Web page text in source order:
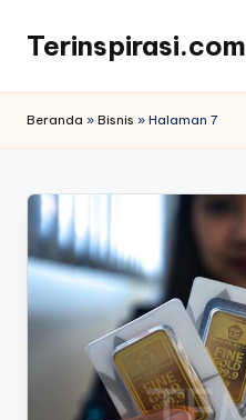
content
Terinspirasi.com
Terkini
Beranda » Bisnis » Halaman 7